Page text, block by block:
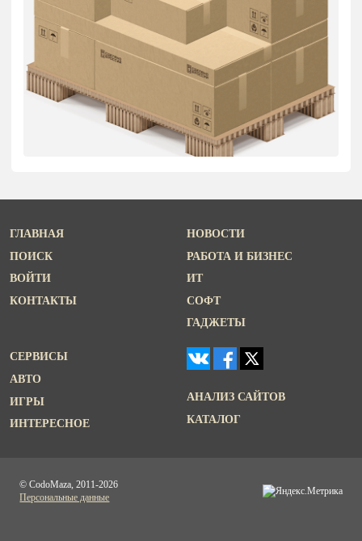
ГЛАВНАЯ
ПОИСК
ВОЙТИ
КОНТАКТЫ
НОВОСТИ
РАБОТА И БИЗНЕС
ИТ
СОФТ
ГАДЖЕТЫ
СЕРВИСЫ
АВТО
ИГРЫ
ИНТЕРЕСНОЕ
АНАЛИЗ САЙТОВ
КАТАЛОГ
© CodoMaza, 2011-2026
Персональные данные